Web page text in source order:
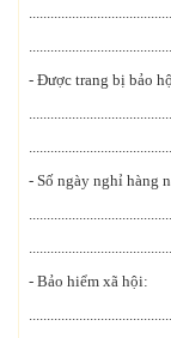
- Được trang bị bảo
- Số ngày nghỉ hàng
- Bảo hiểm xã hội: